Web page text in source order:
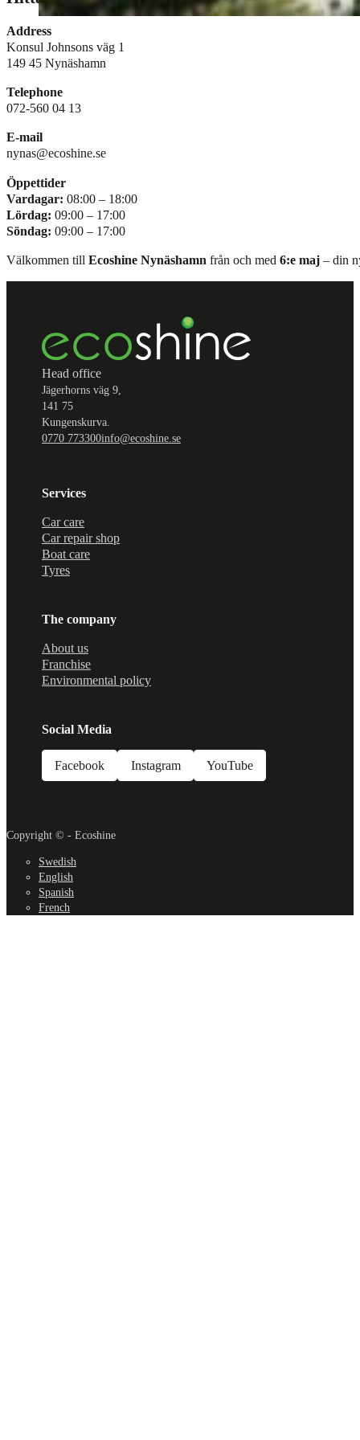
Address
Konsul Johnsons väg 1
149 45 Nynäshamn
Telephone
072-560 04 13
E-mail
nynas@ecoshine.se
Öppettider
Vardagar: 08:00 – 18:00
Lördag: 09:00 – 17:00
Söndag: 09:00 – 17:00
Välkommen till Ecoshine Nynäshamn från och med 6:e maj – din
Head office
Jägerhorns väg 9,
141 75
Kungenskurva.
0770 773300info@ecoshine.se
Services
Car care
Car repair shop
Boat care
Tyres
The company
About us
Franchise
Environmental policy
Social Media
Facebook Instagram YouTube
Copyright © - Ecoshine
Swedish
English
Spanish
French